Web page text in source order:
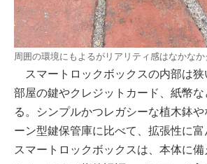
周囲の環境にもよるがリアリティ感はなかな
スマートロックボックスの内部は狭
部屋の鍵やクレジットカード、紙幣な
る。シンプルかつレガシーな植木鉢や
ーン型鍵保管庫に比べて、拡張性に富
スマートロックボックスは、本体に